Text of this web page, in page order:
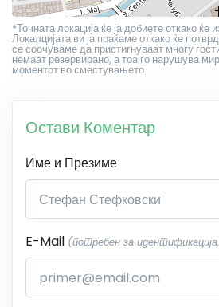
*Точната локација ќе ја добиете откако ќе
Локалцијата ви ја праќаме откако ќе
се соочуваме да пристигнуваат многу
немаат резервирано, а тоа го нарушува
моментот во сместувањето.
Остави Коментар
Име и Презиме
E-Mail (потребен за